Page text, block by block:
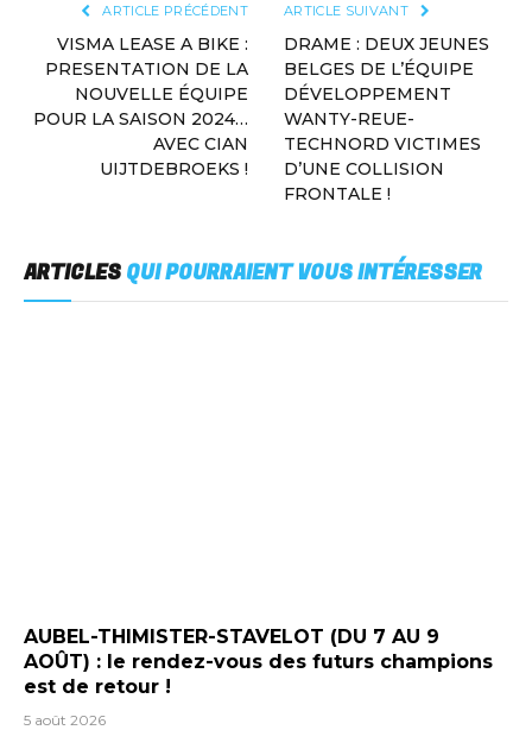
ARTICLE PRÉCÉDENT
VISMA LEASE A BIKE :
PRESENTATION DE LA
NOUVELLE ÉQUIPE
POUR LA SAISON 2024…
AVEC CIAN
UIJTDEBROEKS !
ARTICLE SUIVANT
DRAME : DEUX JEUNES
BELGES DE L’ÉQUIPE
DÉVELOPPEMENT
WANTY-REUE-
TECHNORD VICTIMES
D’UNE COLLISION
FRONTALE !
ARTICLES QUI POURRAIENT VOUS INTÉRESSER
AUBEL-THIMISTER-STAVELOT (DU 7 AU 9
AOÛT) : le rendez-vous des futurs champions
est de retour !
5 août 2026